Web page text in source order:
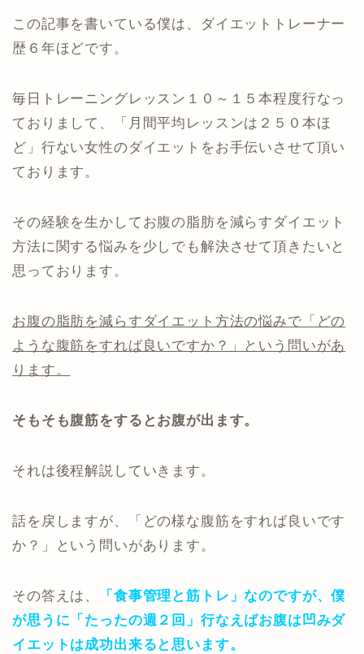
この記事を書いている僕は、ダイエットトレーナー
歴６年ほどです。
毎日トレーニングレッスン１０～１５本程度行なっ
ておりまして、「月間平均レッスンは２５０本ほ
ど」行ない女性のダイエットをお手伝いさせて頂い
ております。
その経験を生かしてお腹の脂肪を減らすダイエット
方法に関する悩みを少しでも解決させて頂きたいと
思っております。
お腹の脂肪を減らすダイエット方法の悩みで「どの
ような腹筋をすれば良いですか？」という問いがあ
ります。
そもそも腹筋をするとお腹が出ます。
それは後程解説していきます。
話を戻しますが、「どの様な腹筋をすれば良いです
か？」という問いがあります。
その答えは、
「食事管理と筋トレ」なのですが、僕
が思うに「たったの週２回」行なえばお腹は凹みダ
イエットは成功出来ると思います。